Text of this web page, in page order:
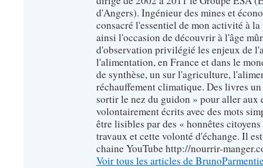
d'Angers). Ingénieur des mines et
consacré l'essentiel de mon activité à
ainsi l'occasion de découvrir à l'âge
d'observation privilégié les enjeux de
l'alimentation, en France et dans le
de synthèse, un sur l'agriculture,
réchauffement climatique. Des livres
sortir le nez du guidon » pour aller aux
volontairement écrits avec des mots
être lisibles par des « honnêtes
travaux et cette volonté d'échange. Il
chaine YouTube http://nourrir-
Voir tous les articles de